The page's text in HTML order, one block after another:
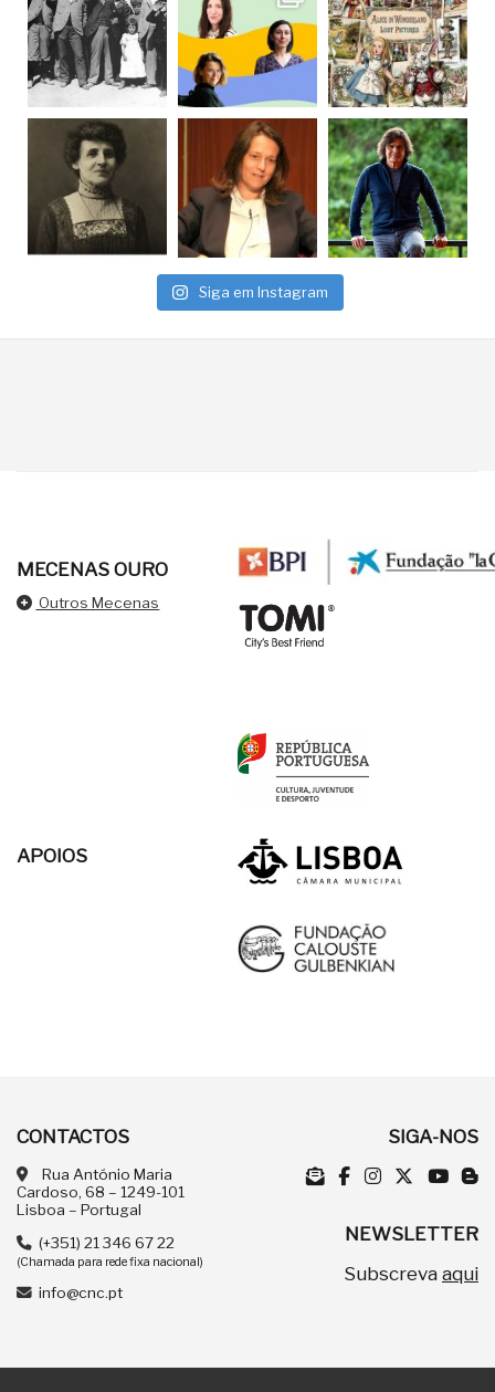
Siga em Instagram
MECENAS OURO
Outros Mecenas
APOIOS
CONTACTOS
Rua António Maria
Cardoso, 68 – 1249-101
Lisboa – Portugal
(+351) 21 346 67 22
(Chamada para rede fixa nacional)
info@cnc.pt
SIGA-NOS
NEWSLETTER
Subscreva aqui